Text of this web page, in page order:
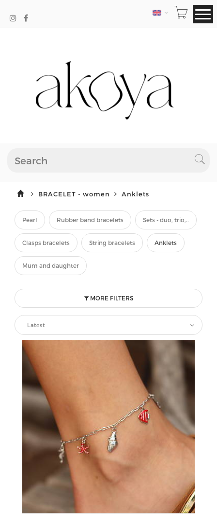
LANGUAGE
BRACELET - women Anklets
Pearl Rubber band bracelets Sets - duo, trio,..
Clasps bracelets String bracelets Anklets
Mum and daughter
MORE FILTERS
Latest